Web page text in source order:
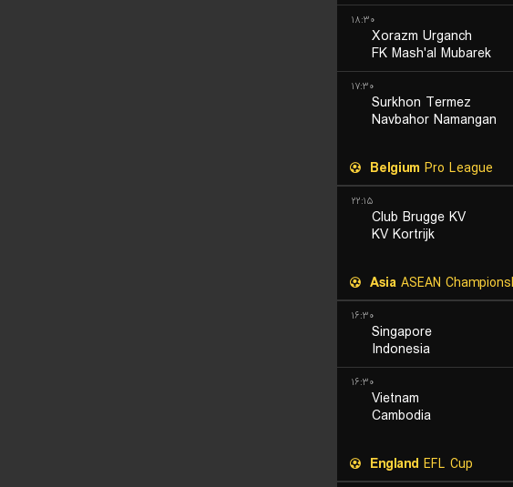
۱۸:۳۰
Xorazm Urganch
FK Mash'al Mubarek
۱۷:۳۰
Surkhon Termez
Navbahor Namangan
Belgium Pro League
۲۲:۱۵
Club Brugge KV
KV Kortrijk
Asia ASEAN
۱۶:۳۰
Singapore
Indonesia
۱۶:۳۰
Vietnam
Cambodia
England EFL Cup